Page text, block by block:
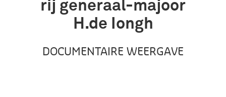
rij generaal-majoor
H.de Iongh
DOCUMENTAIRE WEERGAVE